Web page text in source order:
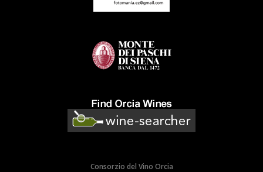
Consorzio del Vino Orcia